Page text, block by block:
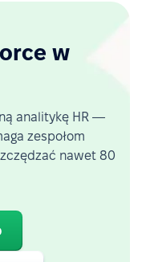
w
analitykę HR —
zespołom
nawet 80